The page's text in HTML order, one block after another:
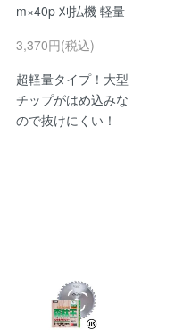
m×40p 刈払機 軽量
3,370円(税込)
超軽量タイプ！大型
チップがはめ込みな
ので抜けにくい！